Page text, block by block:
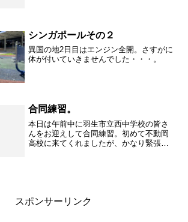
りな受験生が多かった気...
シンガポールその２
異国の地2日目はエンジン全開。さすがに
体が付いていきませんでした・・・。
合同練習。
本日は午前中に羽生市立西中学校の皆さ
んをお迎えして合同練習。初めて不動岡
高校に来てくれましたが、かなり緊張し
スポンサーリンク